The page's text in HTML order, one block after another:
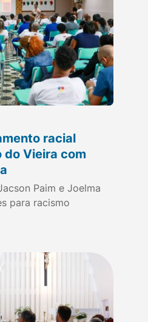
racial
do Vieira com
Paim e Joelma
para racismo